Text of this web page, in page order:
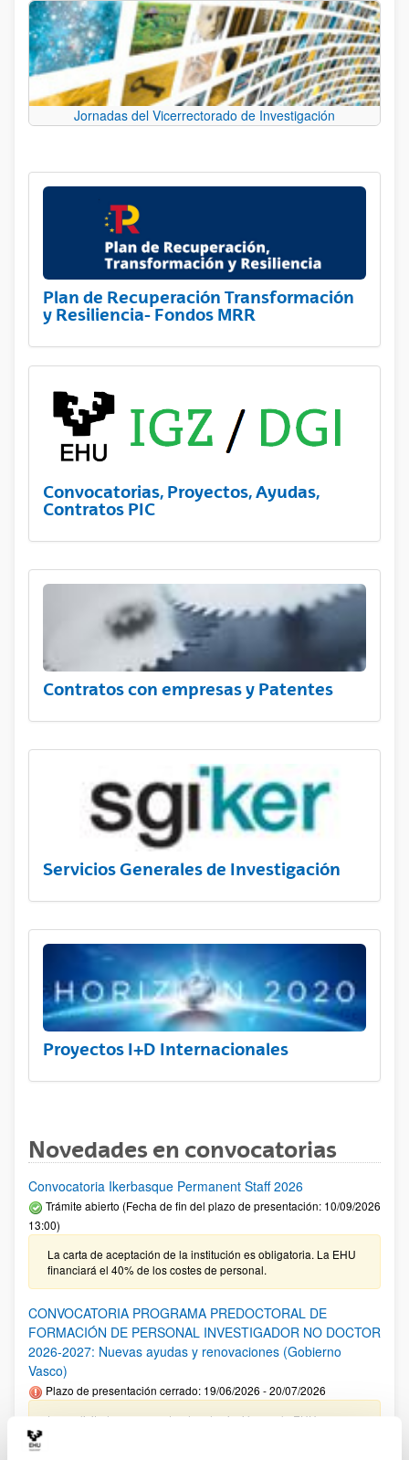
Jornadas del Vicerrectorado de Investigación
Plan de Recuperación Transformación
y Resiliencia- Fondos MRR
Convocatorias, Proyectos, Ayudas,
Contratos PIC
Contratos con empresas y Patentes
Servicios Generales de Investigación
Proyectos I+D Internacionales
Novedades en convocatorias
Convocatoria Ikerbasque Permanent Staff 2026
Trámite abierto (Fecha de fin del plazo de presentación: 10/09/2026
13:00)
La carta de aceptación de la institución es obligatoria. La EHU
financiará el 40% de los costes de personal.
CONVOCATORIA PROGRAMA PREDOCTORAL DE
FORMACIÓN DE PERSONAL INVESTIGADOR NO DOCTOR
2026-2027: Nuevas ayudas y renovaciones (Gobierno
Vasco)
Plazo de presentación cerrado: 19/06/2026 - 20/07/2026
Las solicitudes cuyo centro de adscripción sea la EHU no